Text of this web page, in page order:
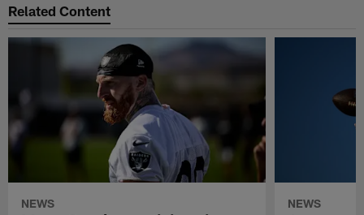
Related Content
NEWS NEWS